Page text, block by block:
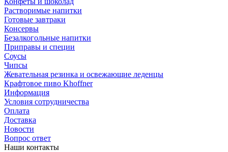
Растворимые напитки
Готовые завтраки
Консервы
Безалкогольные напитки
Приправы и специи
Соусы
Чипсы
Жевательная резинка и освежающие леденцы
Крафтовое пиво Khoffner
Информация
Условия сотрудничества
Оплата
Доставка
Новости
Вопрос ответ
Наши контакты